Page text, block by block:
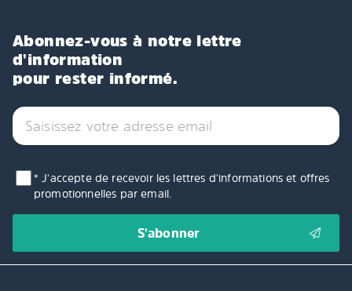
Abonnez-vous à notre lettre
d'information
pour rester informé.
* J'accepte de recevoir les lettres d'informations et offres
promotionnelles par email.